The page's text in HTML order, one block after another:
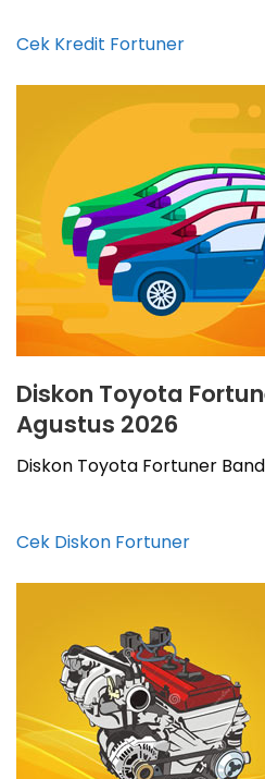
Cek Kredit Fortuner
Diskon Toyota
Agustus 2026
Diskon Toyota Fortuner
Cek Diskon Fortuner